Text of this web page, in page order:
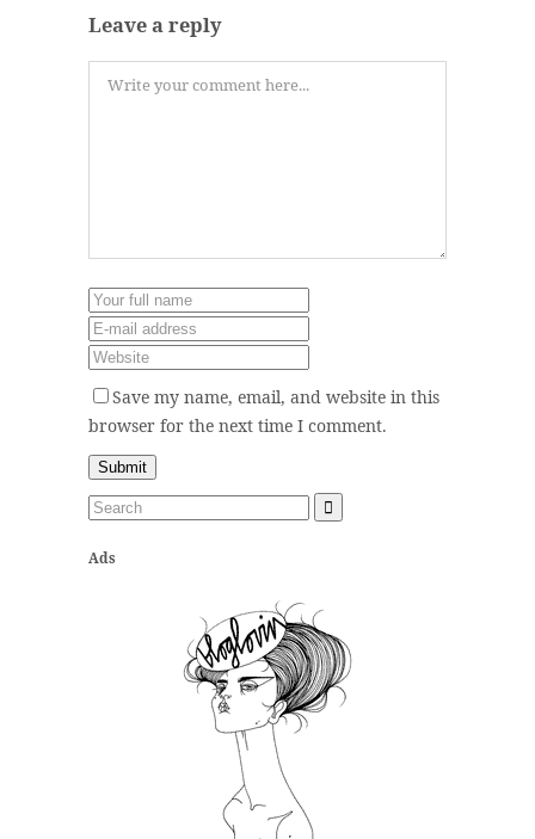
Leave a reply
Save my name, email, and website in this
browser for the next time I comment.
Ads